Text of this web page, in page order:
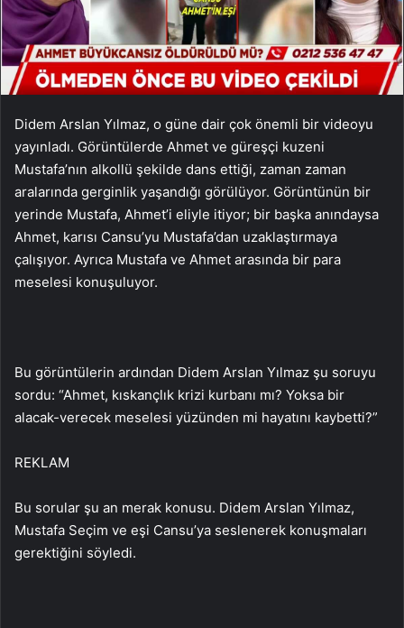
Didem Arslan Yılmaz, o güne dair çok önemli bir videoyu
yayınladı. Görüntülerde Ahmet ve güreşçi kuzeni
Mustafa’nın alkollü şekilde dans ettiği, zaman zaman
aralarında gerginlik yaşandığı görülüyor. Görüntünün bir
yerinde Mustafa, Ahmet’i eliyle itiyor; bir başka anındaysa
Ahmet, karısı Cansu’yu Mustafa’dan uzaklaştırmaya
çalışıyor. Ayrıca Mustafa ve Ahmet arasında bir para
meselesi konuşuluyor.
Bu görüntülerin ardından Didem Arslan Yılmaz şu soruyu
sordu: “Ahmet, kıskançlık krizi kurbanı mı? Yoksa bir
alacak-verecek meselesi yüzünden mi hayatını kaybetti?”
REKLAM
Bu sorular şu an merak konusu. Didem Arslan Yılmaz,
Mustafa Seçim ve eşi Cansu’ya seslenerek konuşmaları
gerektiğini söyledi.